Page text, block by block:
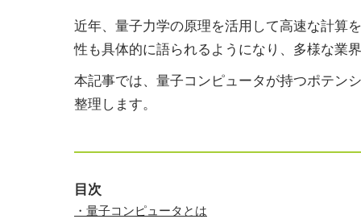
近年、量子力学の原理を活用して高速な計算
性も具体的に語られるようになり、多様な業
本記事では、量子コンピュータが持つポテン
整理します。
目次
・量子コンピュータとは